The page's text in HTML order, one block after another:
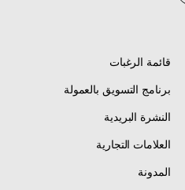
قائمة الرغبات
برنامج التسويق بالعمولة
النشرة البريدية
العلامات التجارية
المدونة